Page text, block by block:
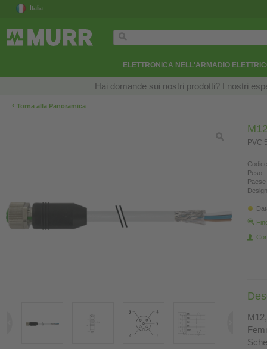
Italia
ELETTRONICA NELL'ARMADIO
Hai domande sui nostri prodotti? I nostri
‹ Torna alla Panoramica
PVC
Peso: